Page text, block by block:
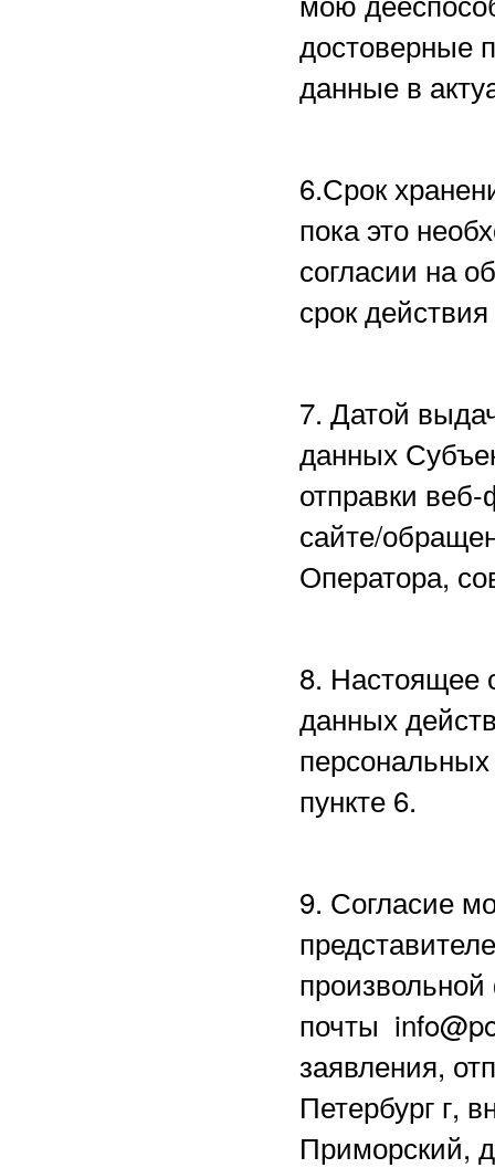
достоверные
данные в
6.Срок
пока это
согласии на
срок
7. Датой
данных
отправки
сайте/
Оператора,
8. Настоящее
данных
пункте 6.
9. Согласие
почты
заявления,
Петербург г,
Приморский,